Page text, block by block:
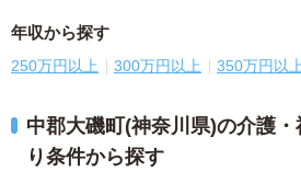
年収から探す
250万円以上 300万円以上 350万円以上
中郡大磯町(神奈川県)の介護
り条件から探す